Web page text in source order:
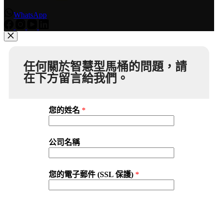
WhatsApp
任何關於智慧型馬桶的問題，請
在下方留言給我們。
您的姓名 *
公司名稱
您的電子郵件 (SSL 保護) *